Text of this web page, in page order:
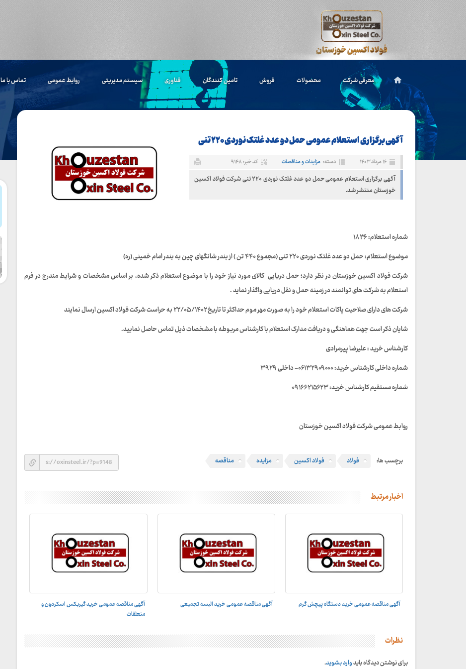
معرفی شرکت محصولات فروش تامین کنندگان فناوری سیستم مدیریتی روابط عمومی تماس با ما
آگهی برگزاری استعلام عمومی حمل دو عدد غلتک نوردی ۲۲۰ تنی
۱۶ مرداد ۱۴۰۳ دسته: مزایدات و مناقصات کد خبر: ۹۱۴۸
آگهی برگزاری استعلام عمومی حمل دو عدد غلتک نوردی ۲۲۰ تنی شرکت فولاد اکسین
خوزستان منتشر شد.
شماره استعلام: ۱۸۳۶
موضوع استعلام: حمل دو عدد غلتک نوردی ۲۲۰ تنی (مجموع ۴۴۰ تن ) از بندر شانگهای چین به بندر امام خمینی (ره)
شرکت فولاد اکسین خوزستان در نظر دارد؛ حمل دریایی کالای مورد نیاز خود را با موضوع استعلام ذکر شده، بر اساس مشخصات و شرایط مندرج در فرم
استعلام به شرکت های توانمند در زمینه حمل و نقل دریایی واگذار نماید .
شرکت های دارای صلاحیت پاکات استعلام خود را به صورت مهر موم حداکثر تا تاریخ ۲۲/۰۵/۱۴۰۲ به حراست شرکت فولاد اکسین ارسال نمایند
شایان ذکر است جهت هماهنگی و دریافت مدارک استعلام با کارشناس مربوطه با مشخصات ذیل تماس حاصل نمایید.
کارشناس خرید : علیرضا پیرمرادی
شماره داخلی کارشناس خرید: ۰۶۱۳۲۹۰۹۰۰۰- داخلی ۳۹۲۹
شماره مستقیم کارشناس خرید: ۰۹۱۶۶۲۱۵۶۲۳
روابط عمومی شرکت فولاد اکسین خوزستان
برچسب ها: فولاد فولاد اکسین مزایده مناقصه
اخبار مرتبط
آگهی مناقصه عمومی خرید دستگاه پیچش گرم آگهی مناقصه عمومی خرید البسه تجمیعی
آگهی مناقصه عمومی خرید گیربکس اسکردون و
متعلقات
نظرات
برای نوشتن دیدگاه بایدوارد بشوید.